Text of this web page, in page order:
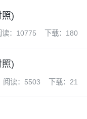
)
读：10775 下载：180
)
阅读：5503 下载：21